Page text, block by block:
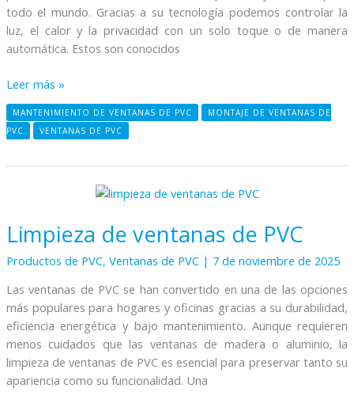
todo el mundo. Gracias a su tecnología podemos controlar la
luz, el calor y la privacidad con un solo toque o de manera
automática. Estos son conocidos
Leer más »
MANTENIMIENTO DE VENTANAS DE PVC
MONTAJE DE VENTANAS DE
PVC
VENTANAS DE PVC
Limpieza de ventanas de PVC
Productos de PVC, Ventanas de PVC| 7 de noviembre de 2025
Las ventanas de PVC se han convertido en una de las opciones
más populares para hogares y oficinas gracias a su durabilidad,
eficiencia energética y bajo mantenimiento. Aunque requieren
menos cuidados que las ventanas de madera o aluminio, la
limpieza de ventanas de PVC es esencial para preservar tanto su
apariencia como su funcionalidad. Una
ventanas
de
PVC